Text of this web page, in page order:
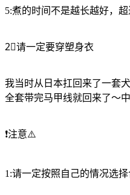
5:煮的时间不是越长越好，
2⃣️请一定要穿塑身衣
我当时从日本扛回来了一套
全套带完马甲线就回来了～
❗️注意⚠️
1:请一定按照自己的情况选